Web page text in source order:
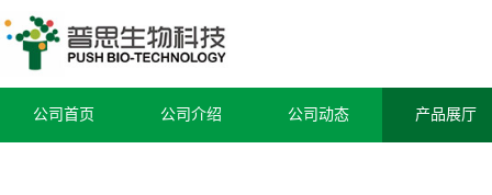
公司首页 公司介绍 公司动态 产品展厅